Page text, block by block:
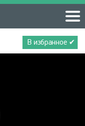
В избранное ✔